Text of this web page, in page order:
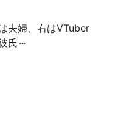
夫婦、右はVTuber